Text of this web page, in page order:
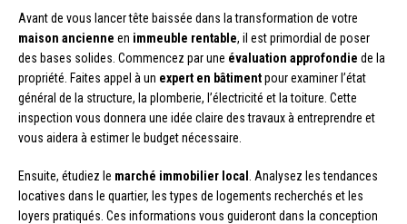
Avant de vous lancer tête baissée dans la transformation de votre
maison ancienne en immeuble rentable, il est primordial de poser
des bases solides. Commencez par une évaluation approfondie de la
propriété. Faites appel à un expert en bâtimentpour examiner l’état
général de la structure, la plomberie, l’électricité et la toiture. Cette
inspection vous donnera une idée claire des travaux à entreprendre et
vous aidera à estimer le budget nécessaire.
Ensuite, étudiez le marché immobilier local
. Analysez les tendances
locatives dans le quartier, les types de logements recherchés et les
loyers pratiqués. Ces informations vous guideront dans la conception